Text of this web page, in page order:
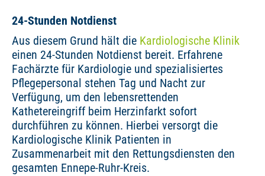
24-Stunden Notdienst
Aus diesem Grund hält die Kardiologische Klinik
einen 24-Stunden Notdienst bereit. Erfahrene
Fachärzte für Kardiologie und spezialisiertes
Pflegepersonal stehen Tag und Nacht zur
Verfügung, um den lebensrettenden
Kathetereingriff beim Herzinfarkt sofort
durchführen zu können. Hierbei versorgt die
Kardiologische Klinik Patienten in
Zusammenarbeit mit den Rettungsdiensten den
gesamten Ennepe-Ruhr-Kreis.